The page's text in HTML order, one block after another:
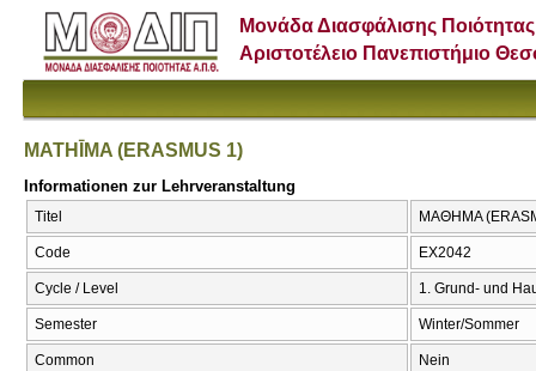
Μονάδα Διασφάλισης Ποιότητας
Αριστοτέλειο Πανεπιστήμιο
MATHĪMA (ERASMUS 1)
Informationen zur Lehrveranstaltung
Titel ΜΑΘΗΜΑ
Code EX2042
Cycle / Level 1. Grund- und
Semester Winter/Sommer
Common Nein